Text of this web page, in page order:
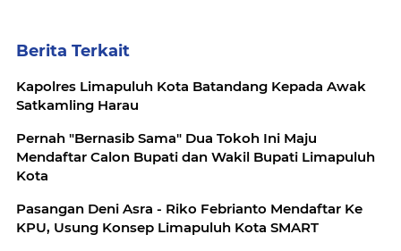
Berita Terkait
Kapolres Limapuluh Kota Batandang Kepada Awak
Satkamling Harau
Pernah "Bernasib Sama" Dua Tokoh Ini Maju
Mendaftar Calon Bupati dan Wakil Bupati Limapuluh
Kota
Pasangan Deni Asra - Riko Febrianto Mendaftar Ke
KPU, Usung Konsep Limapuluh Kota SMART